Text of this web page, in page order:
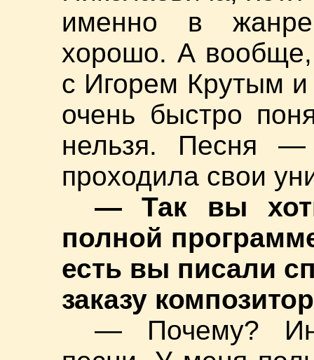
именно в
хорошо. А вообще,
с Игорем Крутым
очень быстро
нельзя. Песня
проходила свои
— Так вы
полной
есть вы писали
заказу
— Почему?